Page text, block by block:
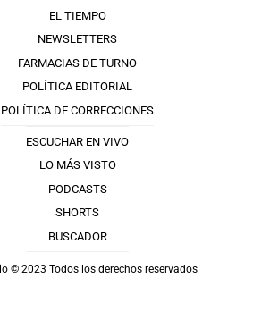
EL TIEMPO
NEWSLETTERS
FARMACIAS DE TURNO
POLÍTICA EDITORIAL
POLÍTICA DE CORRECCIONES
ESCUCHAR EN VIVO
LO MÁS VISTO
PODCASTS
SHORTS
BUSCADOR
© 2023 Todos los derechos reservados